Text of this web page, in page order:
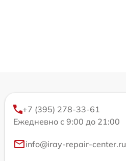
+7 (395) 278-33-61
Ежедневно с 9:00 до 21:00
info@iray-repair-center.ru